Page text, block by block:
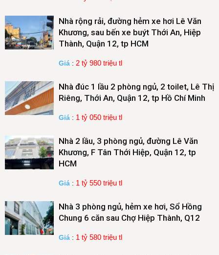
Nhà rộng rải, đường hẻm xe hơi Lê Văn
Khương, sau bến xe buýt Thới An, Hiệp
Thành, Quận 12, tp HCM
Giá : 2 tỷ 980 triệu tl
Nhà đúc 1 lầu 2 phòng ngủ, 2 toilet, Lê Thị
Riêng, Thới An, Quận 12, tp Hồ Chí Minh
Giá : 1 tỷ 050 triệu tl
Nhà 2 lầu, 3 phòng ngủ, đường Lê Văn
Khương, F Tân Thới Hiệp, Quận 12, tp
HCM
Giá : 1 tỷ 550 triệu tl
Nhà 3 phòng ngủ, hẻm xe hơi, Sổ Hồng
Chung 6 căn sau Chợ Hiệp Thành, Q12
Giá : 1 tỷ 580 triệu tl